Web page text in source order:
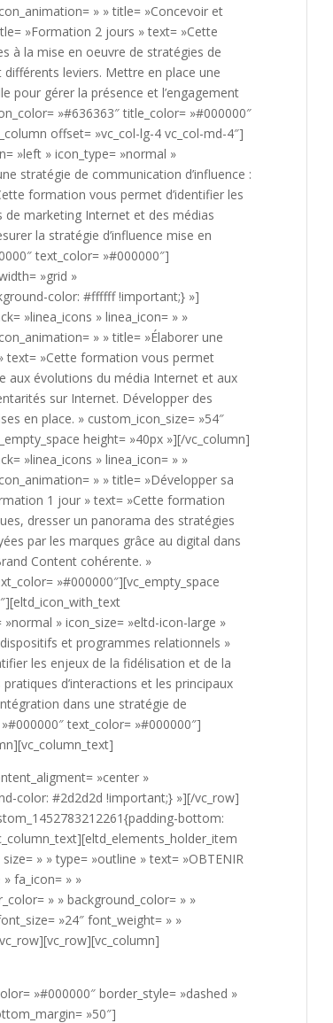
» » title= »Concevoir et
»Formation 2 jours » text= »Cette
à la mise en oeuvre de stratégies de
leviers. Mettre en place une
pour gérer la présence et l’engagement
»#636363″ title_color= »#000000″
offset= »vc_col-lg-4 vc_col-md-4″]
»left » icon_type= »normal »
stratégie de communication d’influence :
formation vous permet d’identifier les
de marketing Internet et des médias
la stratégie d’influence mise en
text_color= »#000000″]
»grid »
color: #ffffff !important;} »]
»linea_icons » linea_icon= » »
» » title= »Élaborer une
text= »Cette formation vous permet
aux évolutions du média Internet et aux
sur Internet. Développer des
en place. » custom_icon_size= »54″
height= »40px »][/vc_column]
»linea_icons » linea_icon= » »
» » title= »Développer sa
1 jour » text= »Cette formation
dresser un panorama des stratégies
par les marques grâce au digital dans
Content cohérente. »
»#000000″][vc_empty_space
» icon_size= »eltd-icon-large »
et programmes relationnels »
les enjeux de la fidélisation et de la
d’interactions et les principaux
dans une stratégie de
text_color= »#000000″]
»center »
color: #2d2d2d !important;} »][/vc_row]
bottom:
» » type= »outline » text= »OBTENIR
fa_icon= » »
» » background_color= » »
»24″ font_weight= » »
»#000000″ border_style= »dashed »
»50″]